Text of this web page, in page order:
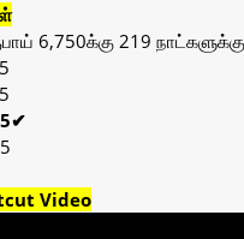
6,750க்கு 219
Video